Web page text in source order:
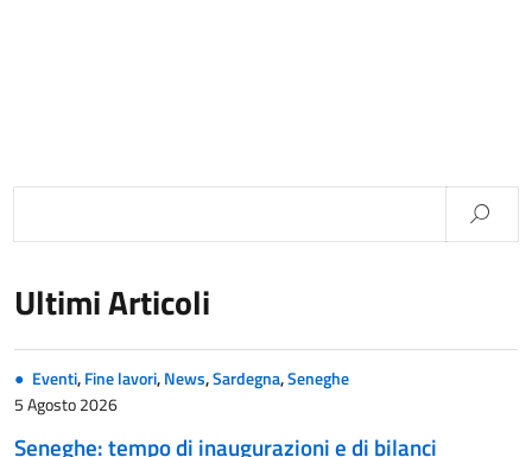
Ultimi Articoli
Eventi,Fine lavori,News,Sardegna,Seneghe
5 Agosto 2026
Seneghe: tempo di inaugurazioni e di bilanci